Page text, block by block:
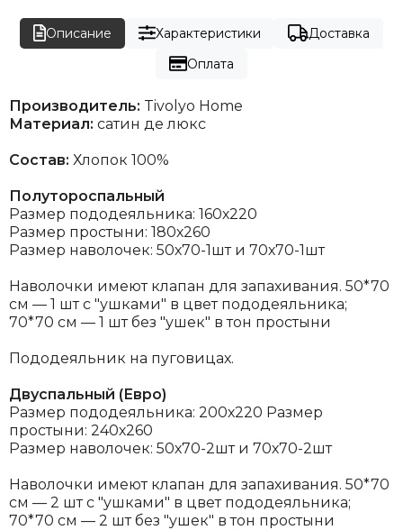
Описание Характеристики
Доставка
Оплата
Производитель: Tivolyo Home
Материал: сатин де люкс
Состав: Хлопок 100%
Полутороспальный
Размер пододеяльника: 160х220
Размер простыни: 180х260
Размер наволочек: 50х70-1шт и 70х70-1шт
Наволочки имеют клапан для запахивания. 50*70
см — 1 шт с "ушками" в цвет пододеяльника;
70*70 см — 1 шт без "ушек" в тон простыни
Пододеяльник на пуговицах.
Двуспальный (Евро)
Размер пододеяльника: 200х220 Размер
простыни: 240х260
Размер наволочек: 50х70-2шт и 70х70-2шт
Наволочки имеют клапан для запахивания. 50*70
см — 2 шт с "ушками" в цвет пододеяльника;
70*70 см — 2 шт без "ушек" в тон простыни